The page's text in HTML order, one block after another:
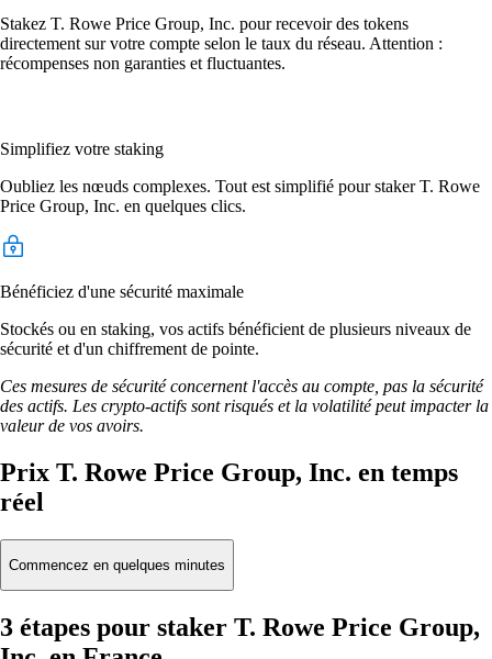
Stakez T. Rowe Price Group, Inc. pour recevoir des tokens
directement sur votre compte selon le taux du réseau. Attention :
récompenses non garanties et fluctuantes.
Simplifiez votre staking
Oubliez les nœuds complexes. Tout est simplifié pour staker T. Rowe
Price Group, Inc. en quelques clics.
Bénéficiez d'une sécurité maximale
Stockés ou en staking, vos actifs bénéficient de plusieurs niveaux de
sécurité et d'un chiffrement de pointe.
Ces mesures de sécurité concernent l'accès au compte, pas la sécurité
des actifs. Les crypto-actifs sont risqués et la volatilité peut impacter la
valeur de vos avoirs.
Prix T. Rowe Price Group, Inc. en temps
réel
Commencez en quelques minutes
3 étapes pour staker T. Rowe Price Group,